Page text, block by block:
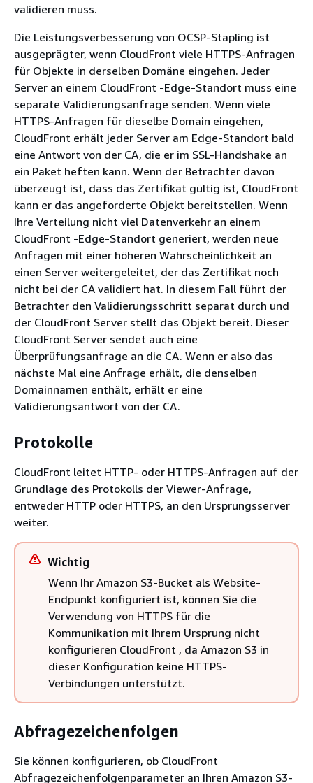
validieren muss.
Die Leistungsverbesserung von OCSP-Stapling ist
ausgeprägter, wenn CloudFront viele HTTPS-Anfragen
für Objekte in derselben Domäne eingehen. Jeder
Server an einem CloudFront -Edge-Standort muss eine
separate Validierungsanfrage senden. Wenn viele
HTTPS-Anfragen für dieselbe Domain eingehen,
CloudFront erhält jeder Server am Edge-Standort bald
eine Antwort von der CA, die er im SSL-Handshake an
ein Paket heften kann. Wenn der Betrachter davon
überzeugt ist, dass das Zertifikat gültig ist, CloudFront
kann er das angeforderte Objekt bereitstellen. Wenn
Ihre Verteilung nicht viel Datenverkehr an einem
CloudFront -Edge-Standort generiert, werden neue
Anfragen mit einer höheren Wahrscheinlichkeit an
einen Server weitergeleitet, der das Zertifikat noch
nicht bei der CA validiert hat. In diesem Fall führt der
Betrachter den Validierungsschritt separat durch und
der CloudFront Server stellt das Objekt bereit. Dieser
CloudFront Server sendet auch eine
Überprüfungsanfrage an die CA. Wenn er also das
nächste Mal eine Anfrage erhält, die denselben
Domainnamen enthält, erhält er eine
Validierungsantwort von der CA.
Protokolle
CloudFront leitet HTTP- oder HTTPS-Anfragen auf der
Grundlage des Protokolls der Viewer-Anfrage,
entweder HTTP oder HTTPS, an den Ursprungsserver
weiter.
Wichtig
Wenn Ihr Amazon S3-Bucket als Website-
Endpunkt konfiguriert ist, können Sie die
Verwendung von HTTPS für die
Kommunikation mit Ihrem Ursprung nicht
konfigurieren CloudFront , da Amazon S3 in
dieser Konfiguration keine HTTPS-
Verbindungen unterstützt.
Abfragezeichenfolgen
Sie können konfigurieren, ob CloudFront
Abfragezeichenfolgenparameter an Ihren Amazon S3-